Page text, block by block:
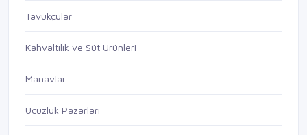
Tavukçular
Kahvaltılık ve Süt Ürünleri
Manavlar
Ucuzluk Pazarları